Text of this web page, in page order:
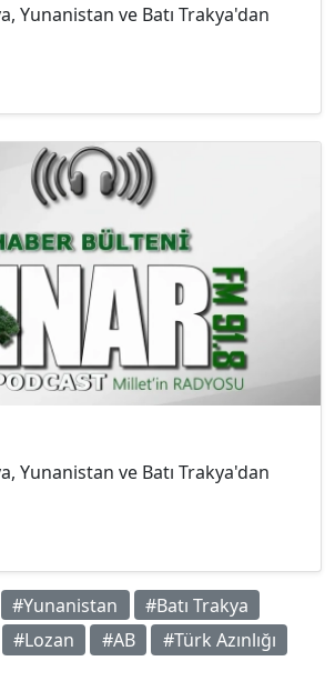
Yunanistan ve Batı Trakya'dan
Yunanistan ve Batı Trakya'dan
#Yunanistan
#Batı Trakya
#Lozan #AB #Türk Azınlığı